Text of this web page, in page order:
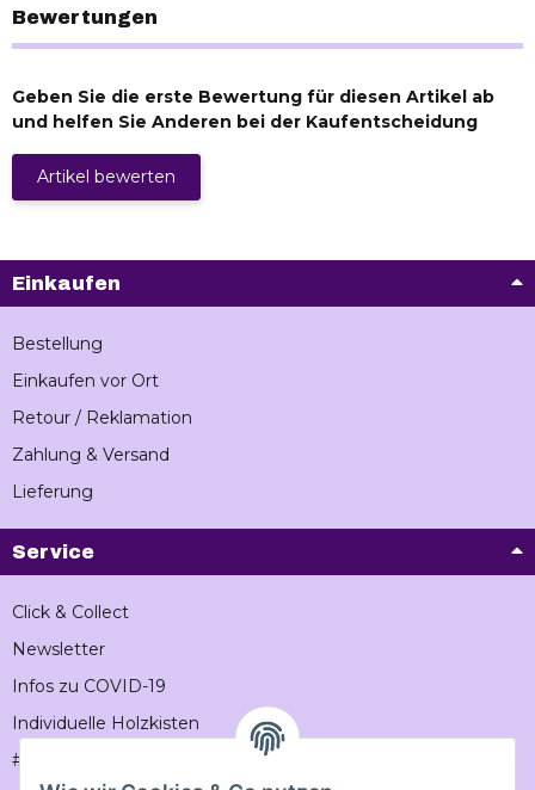
Bewertungen
Geben Sie die erste Bewertung für diesen Artikel ab
und helfen Sie Anderen bei der Kaufentscheidung
Artikel bewerten
Einkaufen
Bestellung
Einkaufen vor Ort
Retour / Reklamation
Zahlung & Versand
Lieferung
Service
Click & Collect
Newsletter
Infos zu COVID-19
Individuelle Holzkisten
#Vintageholzkiste